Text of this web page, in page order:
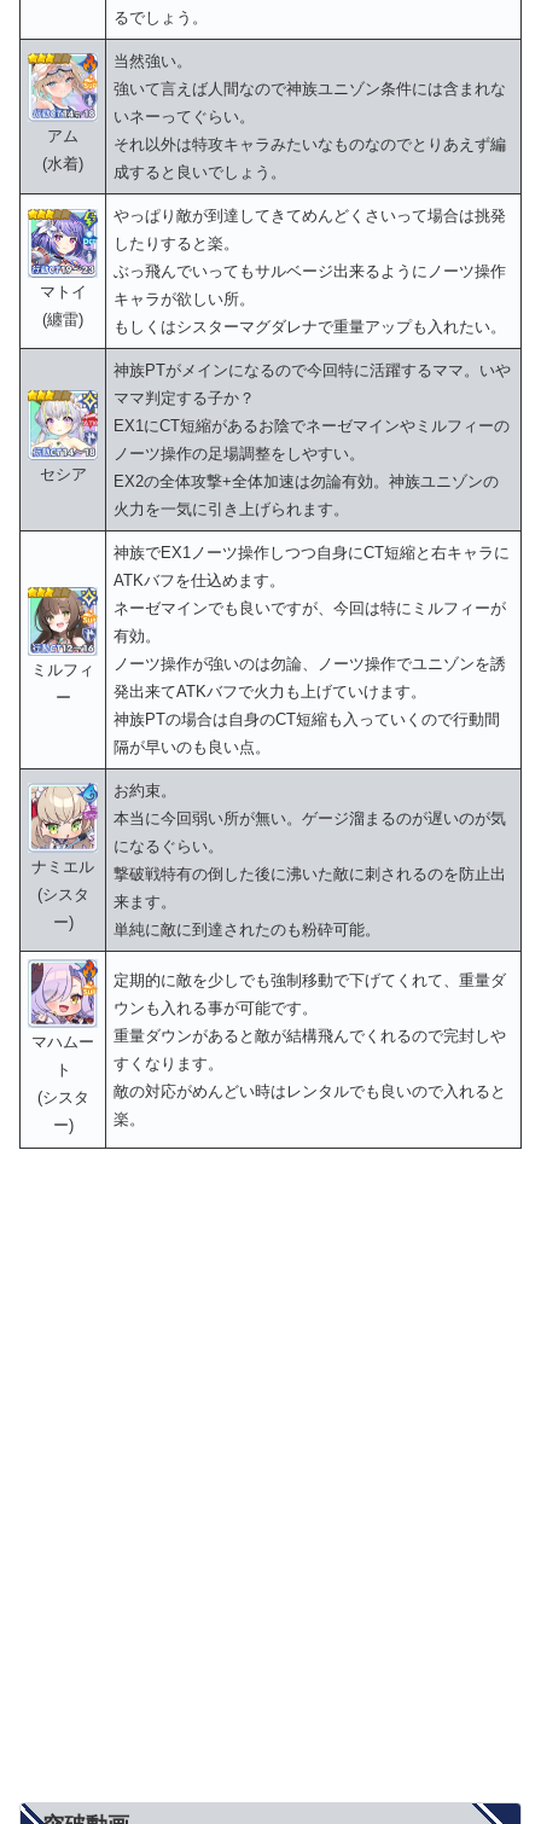
るでしょう。
アム
(水着)
当然強い。
強いて言えば人間なので神族ユニゾン条件には含まれな
いネーってぐらい。
それ以外は特攻キャラみたいなものなのでとりあえず編
成すると良いでしょう。
マトイ
(纏雷)
やっぱり敵が到達してきてめんどくさいって場合は挑発
したりすると楽。
ぶっ飛んでいってもサルベージ出来るようにノーツ操作
キャラが欲しい所。
もしくはシスターマグダレナで重量アップも入れたい。
セシア
神族PTがメインになるので今回特に活躍するママ。いや
ママ判定する子か？
EX1にCT短縮があるお陰でネーゼマインやミルフィーの
ノーツ操作の足場調整をしやすい。
EX2の全体攻撃+全体加速は勿論有効。神族ユニゾンの
火力を一気に引き上げられます。
ミルフィ
ー
神族でEX1ノーツ操作しつつ自身にCT短縮と右キャラに
ATKバフを仕込めます。
ネーゼマインでも良いですが、今回は特にミルフィーが
有効。
ノーツ操作が強いのは勿論、ノーツ操作でユニゾンを誘
発出来てATKバフで火力も上げていけます。
神族PTの場合は自身のCT短縮も入っていくので行動間
隔が早いのも良い点。
ナミエル
(シスタ
ー)
お約束。
本当に今回弱い所が無い。ゲージ溜まるのが遅いのが気
になるぐらい。
撃破戦特有の倒した後に沸いた敵に刺されるのを防止出
来ます。
単純に敵に到達されたのも粉砕可能。
マハムー
ト
(シスタ
ー)
定期的に敵を少しでも強制移動で下げてくれて、重量ダ
ウンも入れる事が可能です。
重量ダウンがあると敵が結構飛んでくれるので完封しや
すくなります。
敵の対応がめんどい時はレンタルでも良いので入れると
楽。